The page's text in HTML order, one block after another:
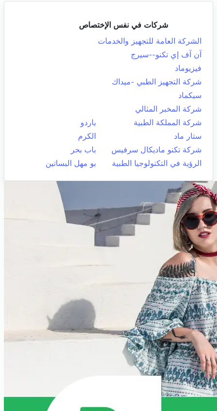
شركات في نفس الإختصاص
الشركة العامة للتجهيز والخدمات
آن آف إي تكنو--سيرج
فيزيوماد
شركة التجهيز الطبي -ميداك
سيكماد
شركة المخبر المثالي
شركة المملكة الطبية
باردو
ستار ماد
الكرم
شركة تكنو ماديكال سرفيس
باب بحر
الرؤية في التكنولوجيا الطبية
بو مهل البساتين